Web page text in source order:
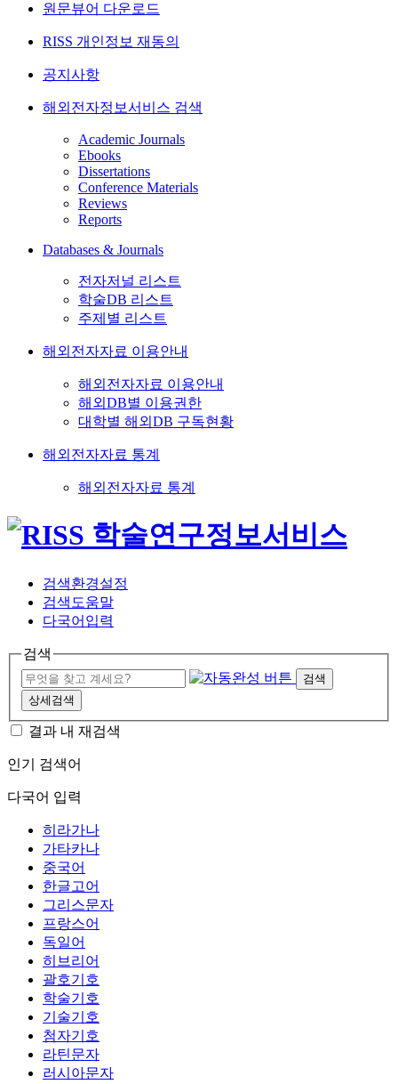
원문뷰어 다운로드
RISS 개인정보 재동의
공지사항
해외전자정보서비스 검색
Academic Journals
Ebooks
Dissertations
Conference Materials
Reviews
Reports
Databases & Journals
전자저널 리스트
학술DB 리스트
주제별 리스트
해외전자자료 이용안내
해외전자자료 이용안내
해외DB별 이용권한
대학별 해외DB 구독현황
해외전자자료 통계
해외전자자료 통계
검색환경설정
검색도움말
다국어입력
검색
검색
상세검색
결과 내 재검색
인기 검색어
다국어 입력
히라가나
가타카나
중국어
한글고어
그리스문자
프랑스어
독일어
히브리어
괄호기호
학술기호
기술기호
첨자기호
라틴문자
러시아문자